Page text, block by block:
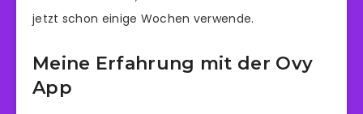
jetzt schon einige Wochen verwende.
Meine Erfahrung mit der Ovy
App